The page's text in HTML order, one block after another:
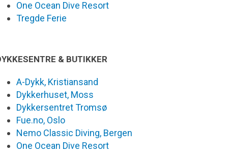
One Ocean Dive Resort
Tregde Ferie
& BUTIKKER
A-Dykk, Kristiansand
Dykkerhuset, Moss
Dykkersentret Tromsø
Fue.no, Oslo
Nemo Classic Diving, Bergen
One Ocean Dive Resort